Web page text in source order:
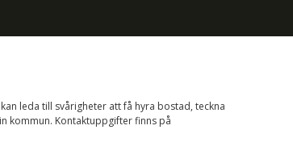
leda till svårigheter att få hyra bostad, teckna
kommun. Kontaktuppgifter finns på